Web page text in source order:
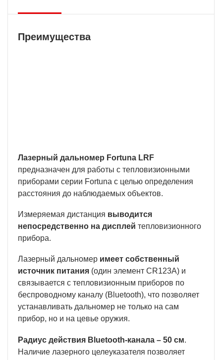
Преимущества
Лазерный дальномер Fortuna LRF
предназначен для работы с тепловизионными
приборами серии Fortuna с целью определения
расстояния до наблюдаемых объектов.
Измеряемая дистанция выводится
непосредственно на дисплей тепловизионного
прибора.
Лазерный дальномер имеет собственный
источник питания (один элемент CR123A) и
связывается с тепловизионным приборов по
беспроводному каналу (Bluetooth), что позволяет
устанавливать дальномер не только на сам
прибор, но и на цевье оружия.
Радиус действия Bluetooth-канала – 50 см.
Наличие лазерного целеуказателя позволяет